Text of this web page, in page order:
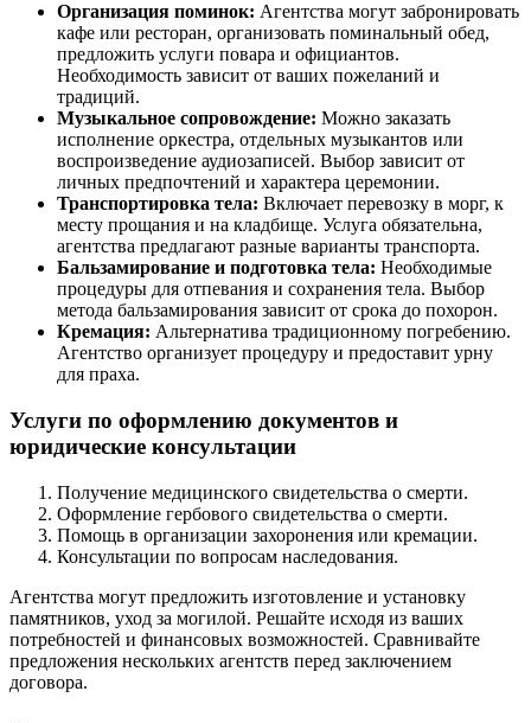
Организация поминок: Агентства могут забронировать
кафе или ресторан, организовать поминальный обед,
предложить услуги повара и официантов.
Необходимость зависит от ваших пожеланий и
традиций.
Музыкальное сопровождение: Можно заказать
исполнение оркестра, отдельных музыкантов или
воспроизведение аудиозаписей. Выбор зависит от
личных предпочтений и характера церемонии.
Транспортировка тела: Включает перевозку в морг, к
месту прощания и на кладбище. Услуга обязательна,
агентства предлагают разные варианты транспорта.
Бальзамирование и подготовка тела: Необходимые
процедуры для отпевания и сохранения тела. Выбор
метода бальзамирования зависит от срока до похорон.
Кремация: Альтернатива традиционному погребению.
Агентство организует процедуру и предоставит урну
для праха.
Услуги по оформлению документов и
юридические консультации
Получение медицинского свидетельства о смерти.
Оформление гербового свидетельства о смерти.
Помощь в организации захоронения или кремации.
Консультации по вопросам наследования.
Агентства могут предложить изготовление и установку
памятников, уход за могилой. Решайте исходя из ваших
потребностей и финансовых возможностей. Сравнивайте
предложения нескольких агентств перед заключением
договора.